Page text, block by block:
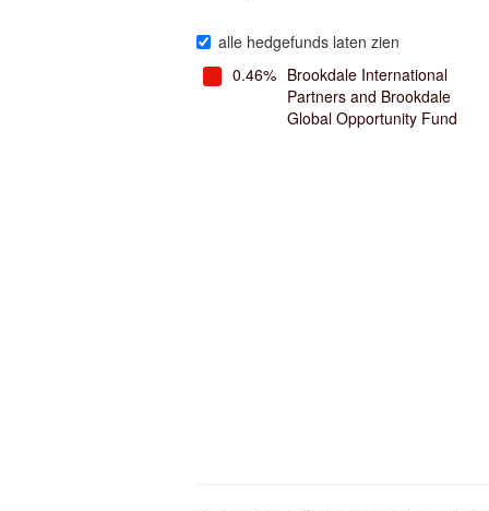
alle hedgefunds laten zien
0.46% Brookdale International
Partners and Brookdale
Global Opportunity Fund